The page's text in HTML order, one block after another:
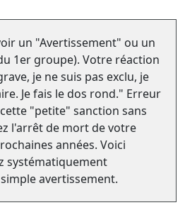
un "Avertissement" ou un
1er groupe). Votre réaction
je ne suis pas exclu, je
Je fais le dos rond." Erreur
"petite" sanction sans
l'arrêt de mort de votre
années. Voici
systématiquement
avertissement.